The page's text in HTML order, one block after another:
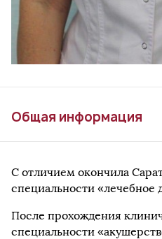
Общая информация
С отличием окончила
специальности «лечебное
После прохождения
специальности